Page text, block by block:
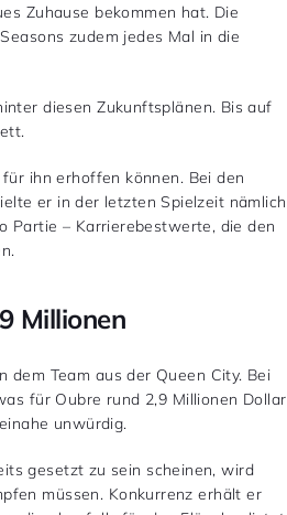
Zuhause bekommen hat. Die
zudem jedes Mal in die
diesen Zukunftsplänen. Bis auf
ihn erhoffen können. Bei den
er in der letzten Spielzeit nämlich
Partie – Karrierebestwerte, die den
Millionen
Team aus der Queen City. Bei
für Oubre rund 2,9 Millionen Dollar
unwürdig.
gesetzt zu sein scheinen, wird
müssen. Konkurrenz erhält er